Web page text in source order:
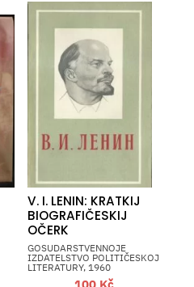
V. I. LENIN: KRATKIJ
BIOGRAFIČESKIJ
OČERK
GOSUDARSTVENNOJE
IZDATELSTVO POLITIČESKOJ
LITERATURY, 1960
100 Kč